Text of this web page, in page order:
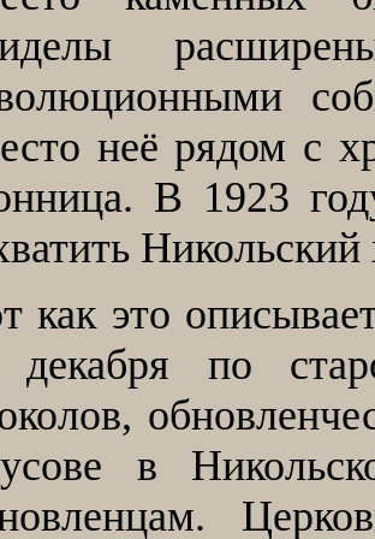
неё рядом с
В 1923
как это
по
в